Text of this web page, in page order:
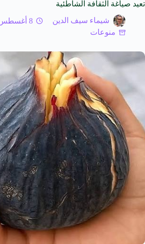
تعيد صياغة الثقافة الشاطئية
شيماء سيف الدين
8 أغسطس 2026
منوعات